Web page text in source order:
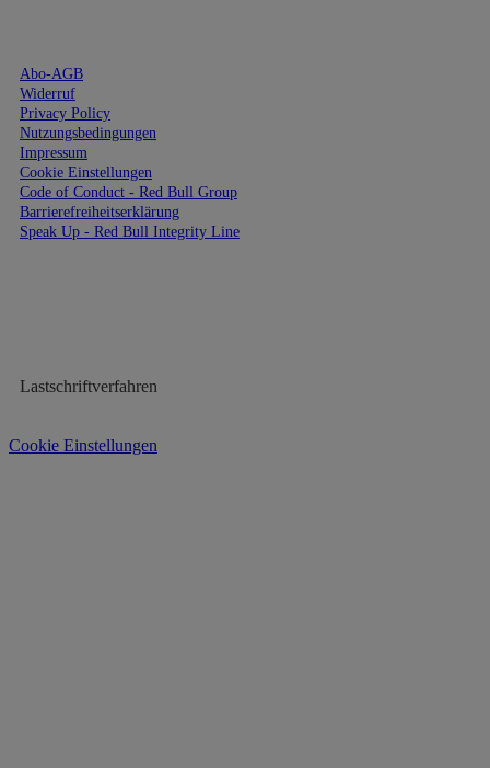
Abo-AGB
Widerruf
Privacy Policy
Nutzungsbedingungen
Impressum
Cookie Einstellungen
Code of Conduct - Red Bull Group
Barrierefreiheitserklärung
Speak Up - Red Bull Integrity Line
Lastschriftverfahren
Cookie Einstellungen